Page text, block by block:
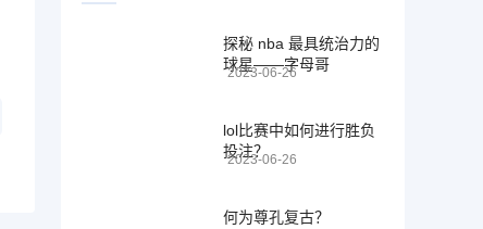
探秘 nba 最具统治力的
球星——字母哥
2023-06-26
lol比赛中如何进行胜负
投注？
2023-06-26
何为尊孔复古？